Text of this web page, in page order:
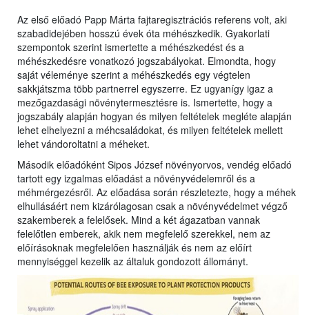
Az első előadó Papp Márta fajtaregisztrációs referens volt, aki
szabadidejében hosszú évek óta méhészkedik. Gyakorlati
szempontok szerint ismertette a méhészkedést és a
méhészkedésre vonatkozó jogszabályokat. Elmondta, hogy
saját véleménye szerint a méhészkedés egy végtelen
sakkjátszma több partnerrel egyszerre. Ez ugyanígy igaz a
mezőgazdasági növénytermesztésre is. Ismertette, hogy a
jogszabály alapján hogyan és milyen feltételek megléte alapján
lehet elhelyezni a méhcsaládokat, és milyen feltételek mellett
lehet vándoroltatni a méheket.
Második előadóként Sipos József növényorvos, vendég előadó
tartott egy izgalmas előadást a növényvédelemről és a
méhmérgezésről. Az előadása során részletezte, hogy a méhek
elhullásáért nem kizárólagosan csak a növényvédelmet végző
szakemberek a felelősek. Mind a két ágazatban vannak
felelőtlen emberek, akik nem megfelelő szerekkel, nem az
előírásoknak megfelelően használják és nem az előírt
mennyiséggel kezelik az általuk gondozott állományt.